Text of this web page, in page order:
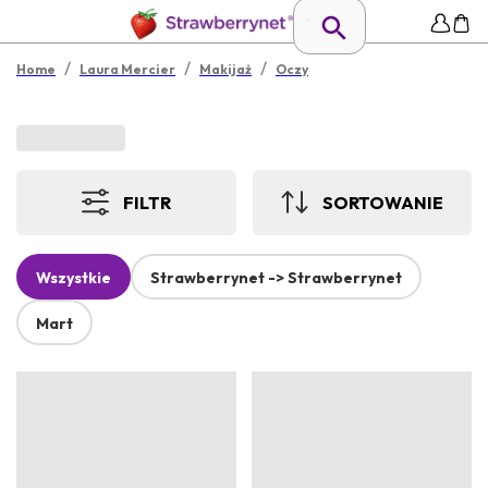
Home / Laura Mercier / Makijaż / Oczy
FILTR SORTOWANIE
Wszystkie Strawberrynet -> Strawberrynet
Mart